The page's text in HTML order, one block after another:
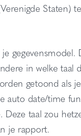
Staten)
gegevensmodel.
in welke taal
getoond als
auto date/time
Deze taal zou
je rapport.